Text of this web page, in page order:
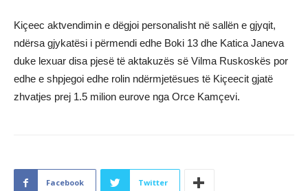
Kiçeec aktvendimin e dëgjoi personalisht në sallën e gjyqit,
ndërsa gjykatësi i përmendi edhe Boki 13 dhe Katica Janeva
duke lexuar disa pjesë të aktakuzës së Vilma Ruskoskës por
edhe e shpjegoi edhe rolin ndërmjetësues të Kiçeecit gjatë
zhvatjes prej 1.5 milion eurove nga Orce Kamçevi.
Facebook Twitter